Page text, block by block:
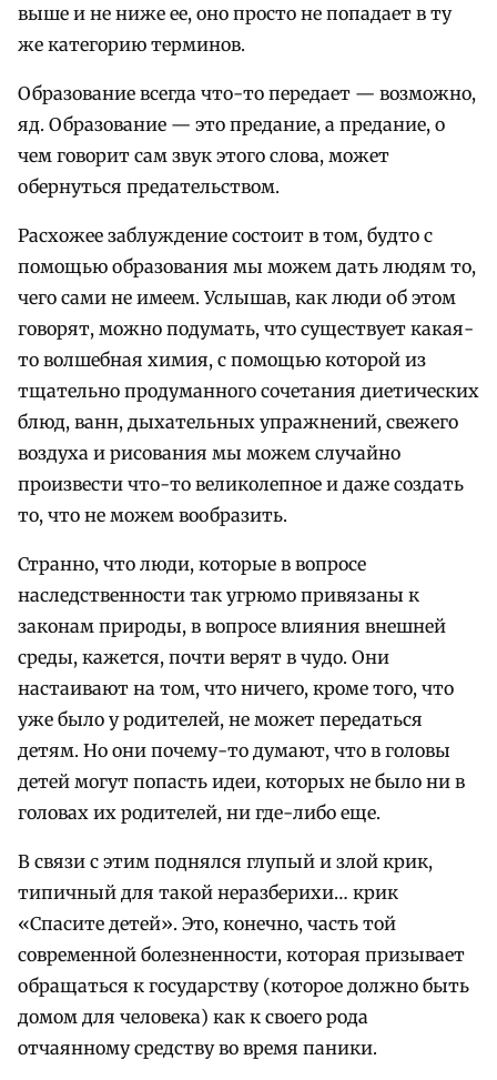
выше и не ниже ее, оно просто не попадает в ту
же категорию терминов.
Образование всегда что-то передает — возможно,
яд. Образование — это предание, а предание, о
чем говорит сам звук этого слова, может
обернуться предательством.
Расхожее заблуждение состоит в том, будто с
помощью образования мы можем дать людям то,
чего сами не имеем. Услышав, как люди об этом
говорят, можно подумать, что существует какая-
то волшебная химия, с помощью которой из
тщательно продуманного сочетания диетических
блюд, ванн, дыхательных упражнений, свежего
воздуха и рисования мы можем случайно
произвести что-то великолепное и даже создать
то, что не можем вообразить.
Странно, что люди, которые в вопросе
наследственности так угрюмо привязаны к
законам природы, в вопросе влияния внешней
среды, кажется, почти верят в чудо. Они
настаивают на том, что ничего, кроме того, что
уже было у родителей, не может передаться
детям. Но они почему-то думают, что в головы
детей могут попасть идеи, которых не было ни в
головах их родителей, ни где-либо еще.
В связи с этим поднялся глупый и злой крик,
типичный для такой неразберихи… крик
«Спасите детей». Это, конечно, часть той
современной болезненности, которая призывает
обращаться к государству (которое должно быть
домом для человека) как к своего рода
отчаянному средству во время паники.